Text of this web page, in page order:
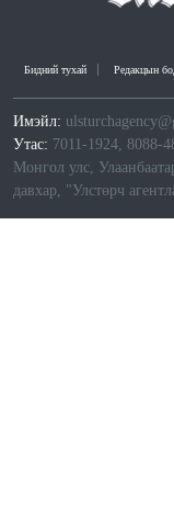
Бидний тухай Редакцын
Имэйл:
Утас: 7011-1924, 8088-
Монгол улс,
давхар, "Улстөрч